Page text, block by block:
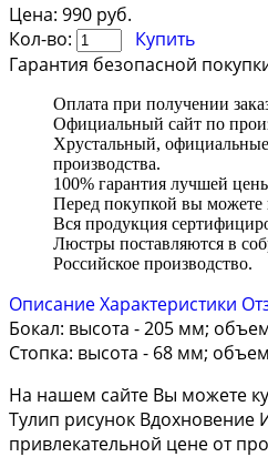
Цена: 990 руб.
Кол-во:
Купить
Гарантия безопасной
Оплата при получении
Официальный сайт по
Хрустальный,
производства.
100% гарантия лучшей
Перед покупкой вы можете
Вся продукция
Люстры поставляются в
Российское производство.
ОписаниеХарактеристики
Бокал: высота - 205 мм;
Стопка: высота - 68 мм;
На нашем сайте Вы можете
Тулип рисунок Вдохновение
привлекательной цене от